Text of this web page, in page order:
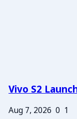
Vivo S2
Aug 7, 2026 0 1